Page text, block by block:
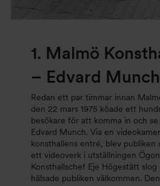
1. Malmö
– Edvard Munch
Redan ett par timmar innan
den 22 mars 1975 köade ett
besökare för att komma in och
Edvard Munch. Via en
konsthallens entré, blev publiken
ett videoverk i utställningen
Konsthallschef Eje Högestätt
hälsade publiken välkommen.